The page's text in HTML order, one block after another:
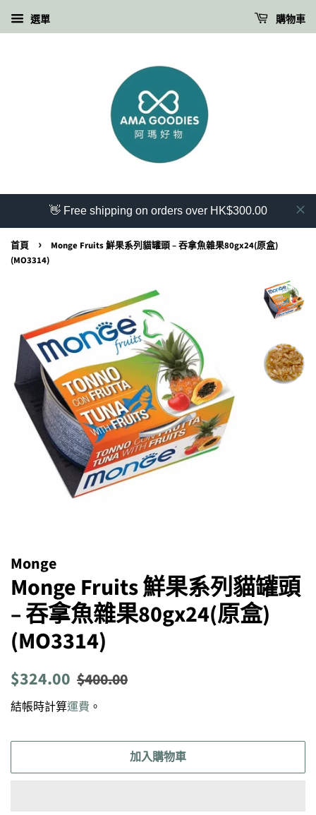
選單 購物車
👋 Free shipping on orders over HK$300.00
首頁 ›
Monge Fruits 鮮果系列貓罐頭 – 吞拿魚雜果80gx24(原盒)
(MO3314)
Monge
Monge Fruits 鮮果系列貓罐頭
– 吞拿魚雜果80gx24(原盒)
(MO3314)
定
$324.00 售
$400.00
結帳時計算運費 。
加入購物車